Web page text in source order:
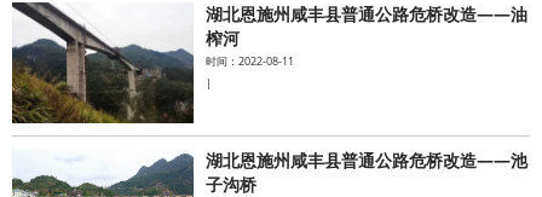
湖北恩施州咸丰县普通公路危桥改造——油
榨河
时间：2022-08-11
|
湖北恩施州咸丰县普通公路危桥改造——池
子沟桥